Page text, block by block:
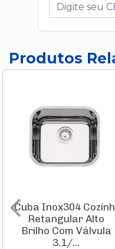
Produtos
Cuba Inox304
Retangular Alto
Brilho Com Válvula
3.1/...